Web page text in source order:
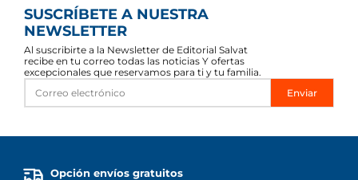
SUSCRÍBETE A NUESTRA
NEWSLETTER
Al suscribirte a la Newsletter de Editorial Salvat
recibe en tu correo todas las noticias Y ofertas
excepcionales que reservamos para ti y tu familia.
Enviar
Opción envíos gratuitos